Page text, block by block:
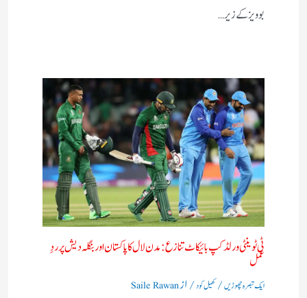
بوویز کے زیر…
ٹی ٹوینٹی ورلڈ کپ بائیکاٹ تنازع: مدن لال کا پاکستان اور بنگلہ دیش پر ردِ
عمل
ایک تبصرہ چھوڑیں/کھیل کود/ ازSaile Rawan